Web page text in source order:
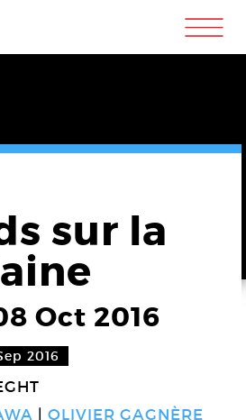
m
sur la
Oct 2016
2016
OLIVIER GAGNÈRE